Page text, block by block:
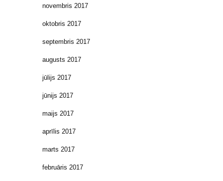
novembris 2017
oktobris 2017
septembris 2017
augusts 2017
jūlijs 2017
jūnijs 2017
maijs 2017
aprīlis 2017
marts 2017
februāris 2017